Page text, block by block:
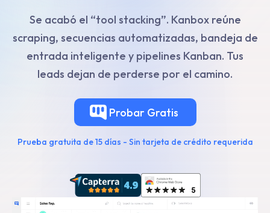
Se acabó el “tool stacking”. Kanbox reúne
scraping, secuencias automatizadas, bandeja de
entrada inteligente y pipelines Kanban. Tus
leads dejan de perderse por el camino.
Probar Gratis
Prueba gratuita de 15 días - Sin tarjeta de crédito requerida